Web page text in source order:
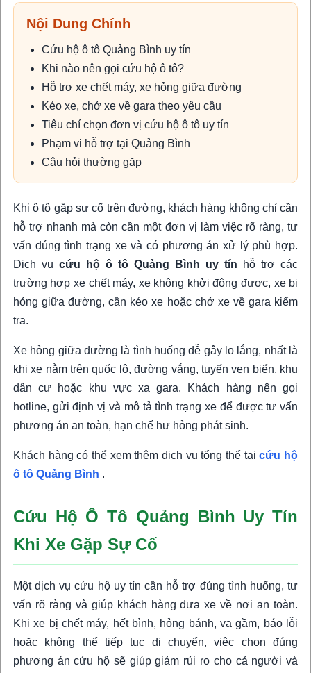
Nội Dung Chính
Cứu hộ ô tô Quảng Bình uy tín
Khi nào nên gọi cứu hộ ô tô?
Hỗ trợ xe chết máy, xe hỏng giữa đường
Kéo xe, chở xe về gara theo yêu cầu
Tiêu chí chọn đơn vị cứu hộ ô tô uy tín
Phạm vi hỗ trợ tại Quảng Bình
Câu hỏi thường gặp
Khi ô tô gặp sự cố trên đường, khách hàng không chỉ cần
hỗ trợ nhanh mà còn cần một đơn vị làm việc rõ ràng, tư
vấn đúng tình trạng xe và có phương án xử lý phù hợp.
Dịch vụ cứu hộ ô tô Quảng Bình uy tín hỗ trợ các
trường hợp xe chết máy, xe không khởi động được, xe bị
hỏng giữa đường, cần kéo xe hoặc chở xe về gara kiểm
tra.
Xe hỏng giữa đường là tình huống dễ gây lo lắng, nhất là
khi xe nằm trên quốc lộ, đường vắng, tuyến ven biển, khu
dân cư hoặc khu vực xa gara. Khách hàng nên gọi
hotline, gửi định vị và mô tả tình trạng xe để được tư vấn
phương án an toàn, hạn chế hư hỏng phát sinh.
Khách hàng có thể xem thêm dịch vụ tổng thể tạicứu hộ
ô tô Quảng Bình .
Cứu Hộ Ô Tô Quảng Bình Uy Tín
Khi Xe Gặp Sự Cố
Một dịch vụ cứu hộ uy tín cần hỗ trợ đúng tình huống, tư
vấn rõ ràng và giúp khách hàng đưa xe về nơi an toàn.
Khi xe bị chết máy, hết bình, hỏng bánh, va gầm, báo lỗi
hoặc không thể tiếp tục di chuyển, việc chọn đúng
phương án cứu hộ sẽ giúp giảm rủi ro cho cả người và